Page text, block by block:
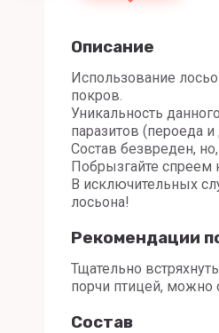
Описание
Использование
покров.
Уникальность
паразитов (пероеда и
Состав безвреден,
Побрызгайте спреем
В исключительных
лосьона!
Рекомендации
Тщательно
порчи птицей, можно
Состав